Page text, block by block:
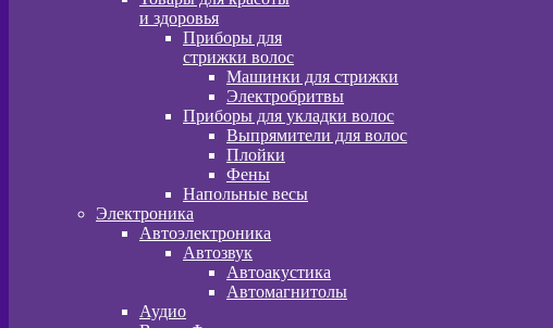
и здоровья
Приборы для
стрижки волос
Машинки для стрижки
Электробритвы
Приборы для укладки волос
Выпрямители для волос
Плойки
Фены
Напольные весы
Электроника
Автоэлектроника
Автозвук
Автоакустика
Автомагнитолы
Аудио